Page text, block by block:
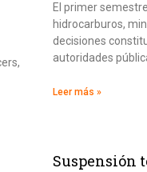
El primer
hidrocarburos,
decisiones
autoridades
Leer más »
Suspensión